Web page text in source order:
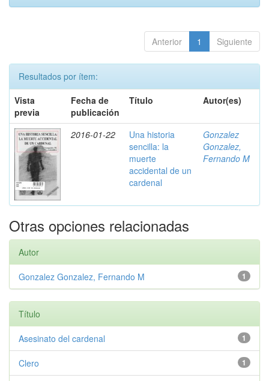
Anterior 1 Siguiente
Resultados por ítem:
Vista
previa
Fecha de
publicación
Título Autor(es)
2016-01-22
Una historia
sencilla: la
muerte
accidental de un
cardenal
Gonzalez
Gonzalez,
Fernando M
Otras opciones relacionadas
Autor
1
Gonzalez Gonzalez, Fernando M
Título
1
Asesinato del cardenal
1
Clero